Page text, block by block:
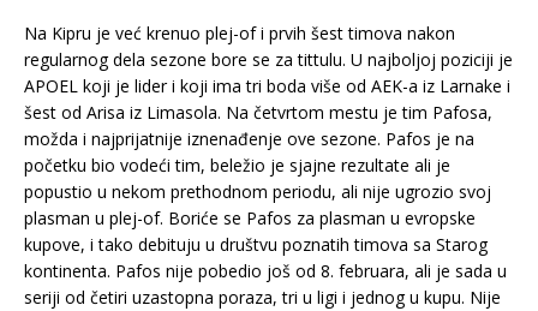
Na Kipru je već krenuo plej-of i prvih šest timova nakon
regularnog dela sezone bore se za tittulu. U najboljoj poziciji je
APOEL koji je lider i koji ima tri boda više od AEK-a iz Larnake i
šest od Arisa iz Limasola. Na četvrtom mestu je tim Pafosa,
možda i najprijatnije iznenađenje ove sezone. Pafos je na
početku bio vodeći tim, beležio je sjajne rezultate ali je
popustio u nekom prethodnom periodu, ali nije ugrozio svoj
plasman u plej-of. Boriće se Pafos za plasman u evropske
kupove, i tako debituju u društvu poznatih timova sa Starog
kontinenta. Pafos nije pobedio još od 8. februara, ali je sada u
seriji od četiri uzastopna poraza, tri u ligi i jednog u kupu. Nije